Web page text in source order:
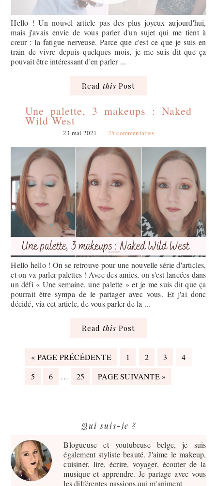
Hello ! Un nouvel article pas des plus joyeux aujourd'hui,
mais j'avais envie de vous parler d'un sujet qui me tient à
cœur : la fatigue nerveuse. Parce que c'est ce que je suis en
train de vivre depuis quelques mois, je me suis dit que ça
pouvait être intéressant d'en parler ...
Read this Post
Une palette, 3 makeups : Naked
Wild West
23 mai 2021 25 commentaires
Hello hello ! On se retrouve pour une nouvelle série d'articles,
et on va parler palettes ! Avec des amies, on s'est lancées dans
un défi « Une semaine, une palette » et je me suis dit que ça
pourrait être sympa de le partager avec vous. Et j'ai donc
décidé, via cet article, de vous parler de la ...
Read this Post
« ALLER
PAGE PRÉCÉDENTE PAGE
1 PAGE
2 PAGE
3 PAGE
4
PAGE
5 PAGE
6
PAGES
PROVISOIRES
… PAGE
25
ALLER
PAGE SUIVANTE »
principale
Qui suis-je ?
Blogueuse et youtubeuse belge, je suis
également styliste beauté. J'aime le makeup,
cuisiner, lire, écrire, voyager, écouter de la
musique et apprendre. Je partage avec vous
les différentes passions qui m'animent